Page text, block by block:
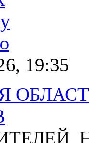
19:35